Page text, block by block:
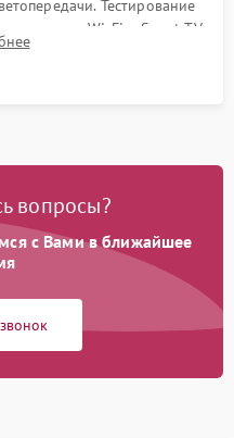
Тестирование
модуля Wi-Fi и Smart TV
нескольких часов.
вопросы?
с Вами в ближайшее